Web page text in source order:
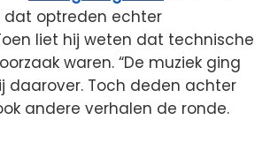
optreden echter
liet hij weten dat technische
waren. “De muziek ging
daarover. Toch deden achter
andere verhalen de ronde.